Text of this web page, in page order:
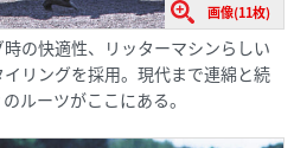
画像(11枚)
の快適性、リッターマシンらしい
リングを採用。現代まで連綿と続
ルーツがここにある。